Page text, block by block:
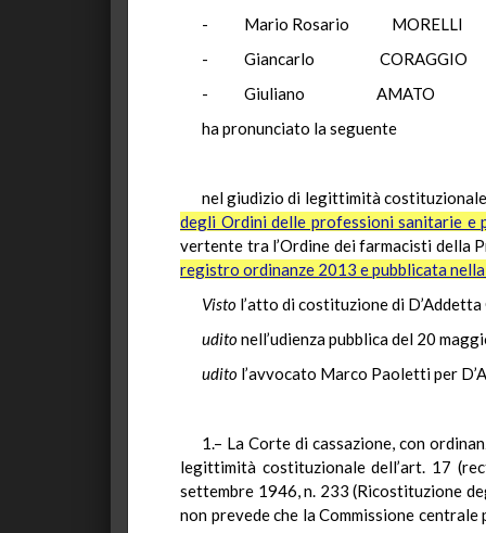
- Mario Rosario
- Giancarlo
- Giuliano
ha pronunciato la seguente
nel giudizio di legittimità
degli Ordini delle professioni sanitarie e
vertente tra l’Ordine dei farmacisti della
registro ordinanze 2013 e pubblicata
Visto l’atto di costituzione di
uditonell’udienza pubblica del 20
udito l’avvocato Marco Paoletti per
1.– La Corte di cassazione, con
legittimità costituzionale dell’art. 17
settembre 1946, n. 233 (Ricostituzione
non prevede che la Commissione